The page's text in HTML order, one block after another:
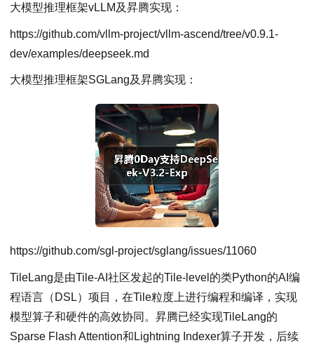
大模型推理框架vLLM及昇腾实现：
https://github.com/vllm-project/vllm-ascend/tree/v0.9.1-
dev/examples/deepseek.md
大模型推理框架SGLang及昇腾实现：
https://github.com/sgl-project/sglang/issues/11060
TileLang是由Tile-AI社区发起的Tile-level的类Python的AI编
程语言（DSL）项目，在Tile粒度上进行编程和编译，实现
模型算子和硬件的高效协同。昇腾已经实现TileLang的
Sparse Flash Attention和Lightning Indexer算子开发，后续